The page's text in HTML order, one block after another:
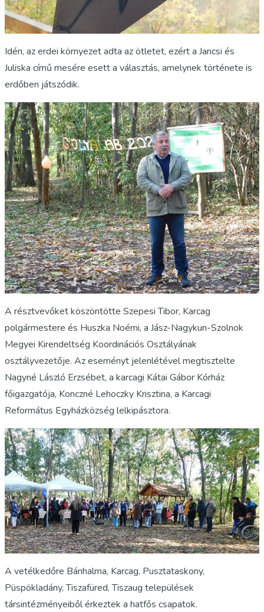
Idén, az erdei környezet adta az ötletet, ezért a Jancsi és
Juliska című mesére esett a választás, amelynek története is
erdőben játszódik.
A résztvevőket köszöntötte Szepesi Tibor, Karcag
polgármestere és Huszka Noémi, a Jász-Nagykun-Szolnok
Megyei Kirendeltség Koordinációs Osztályának
osztályvezetője. Az eseményt jelenlétével megtisztelte
Nagyné László Erzsébet, a karcagi Kátai Gábor Kórház
főigazgatója, Konczné Lehoczky Krisztina, a Karcagi
Református Egyházközség lelkipásztora.
A vetélkedőre Bánhalma, Karcag, Pusztataskony,
Püspökladány, Tiszafüred, Tiszaug települések
társintézményeiből érkeztek a hatfős csapatok.